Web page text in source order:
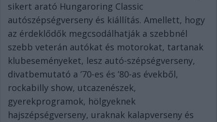
sikert arató Hungaroring Classic
autószépségverseny és kiállítás. Amellett, hogy
az érdeklődők megcsodálhatják a szebbnél
szebb veterán autókat és motorokat, tartanak
klubeseményeket, lesz autó-szépségverseny,
divatbemutató a ’70-es és ’80-as évekből,
rockabilly show, utcazenészek,
gyerekprogramok, hölgyeknek
hajszépségverseny, uraknak kalapverseny és